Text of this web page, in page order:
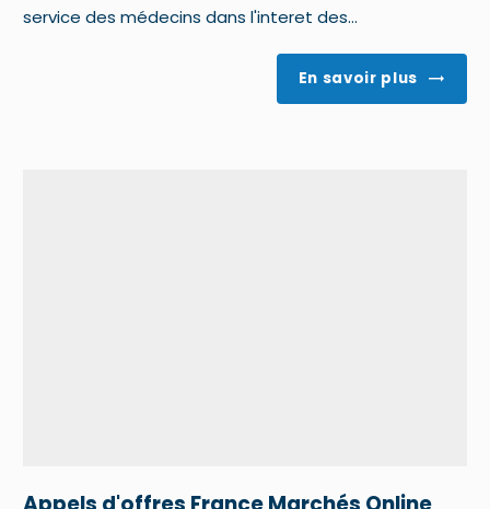
service des médecins dans l'interet des...
En savoir plus